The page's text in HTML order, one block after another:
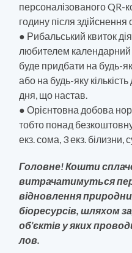
персоналізованого QR-
годину після здійснення
● Рибальський квиток
любителем
буде придбати на будь-
або на будь-яку
дня, що настав.
● Орієнтовна добова
тобто понад
екз. сома, 3 екз. білизни,
Головне! Кошти
витрачатимуться
відновлення
біоресурсів, шляхом
об’єктів у яких
лов.